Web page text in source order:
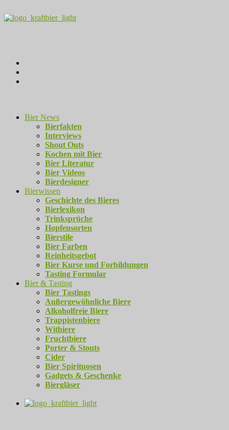
Bier News
Bierfakten
Interviews
Shout Outs
Kochen mit Bier
Bier Literatur
Bier Videos
Bierdesigner
Bierwissen
Geschichte des Bieres
Bierlexikon
Trinksprüche
Hopfensorten
Bierstile
Bier Farben
Reinheitsgebot
Bier Kurse und Forbildungen
Tasting Formular
Bier & Tasting
Bier Tastings
Außergewöhnliche Biere
Alkoholfreie Biere
Trappistenbiere
Witbiere
Fruchtbiere
Porter & Stouts
Cider
Bier Spirituosen
Gadgets & Geschenke
Biergläser